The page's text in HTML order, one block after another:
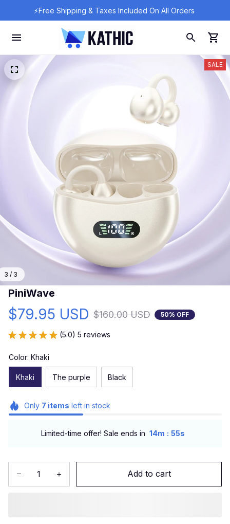
⚡Free Shipping & Taxes Included On All Orders
3 / 3
SALE
PiniWave
$79.95 USD $160.00 USD 50% OFF
(5.0) 5 reviews
Color: Khaki
Khaki The purple Black
Only 7 items left in stock
Limited-time offer! Sale ends in 14m : 52s
Add to cart